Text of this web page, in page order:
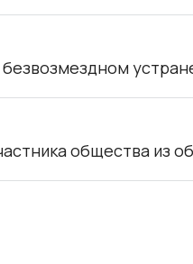
общества из